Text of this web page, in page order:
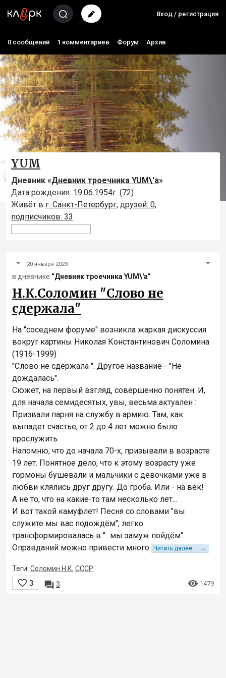
Вход / регистрация
0 сообщений 1 комментариев Форум Архив
YUM
Дневник «Дневник троечника YUM\'а»
Дата рождения: 19.06.1954г. (72)
Живёт в г. Санкт-Петербург, друзей: 0,
подписчиков: 33
20 января 2023
в дневнике “Дневник троечника YUM\'а”
Н.К.Соломин "Слово не
сдержала"
На "соседнем форуме" возникла жаркая дискуссия
вокруг картины Николая Константинович Соломина
(1916-1999)
"Слово не сдержала ". Другое название - "Не
дождалась".
Сюжет, на первый взгляд, совершенно понятен. И,
для начала семидесятых, увы, весьма актуален :
Призвали парня на службу в армию. Там, как
выпадет счастье, от 2 до 4 лет можно было
прослужить.
Напомню, что до начала 70-х, призывали в возрасте
19 лет. Понятное дело, что к этому возрасту уже
гормоны бушевали и мальчики с девочками уже в
любви клялись друг другу. До гроба. Или - на век!
А не то, что на какие-то там несколько лет...
И вот такой камуфлет! Песня со словами "вы
служите мы вас подождём", легко
трансформировалась в "...мы замуж пойдём".
Оправданий можно привести много: Читать далее... →
Теги: Соломин Н.К, СССР
 3  3  1479